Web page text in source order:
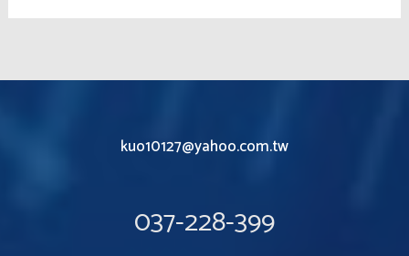
kuo10127@yahoo.com.tw
037-228-399